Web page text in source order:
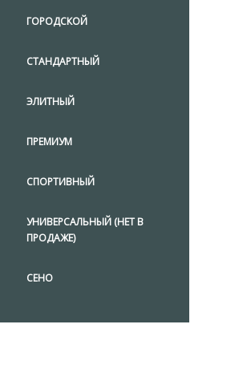
ГОРОДСКОЙ
СТАНДАРТНЫЙ
ЭЛИТНЫЙ
ПРЕМИУМ
СПОРТИВНЫЙ
УНИВЕРСАЛЬНЫЙ (НЕТ В
ПРОДАЖЕ)
СЕНО